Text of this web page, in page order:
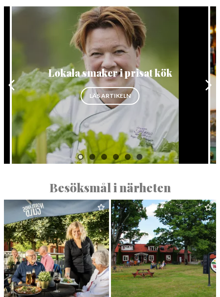
Lokala smaker i prisat kök
LÄS ARTIKELN”LOKALA SMAKER I PRISAT
Besöksmål i närheten